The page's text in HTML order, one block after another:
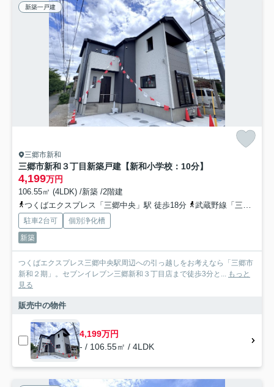
新築一戸建
三郷市新和
三郷市新和３丁目新築戸建【新和小学校：10分】
4,199万円
106.55㎡ (4LDK) /新築 /2階建
つくばエクスプレス「三郷中央」駅 徒歩18分
武蔵野線「三郷」駅 徒歩50分
駐車2台可
個別浄化槽
新築
つくばエクスプレス三郷中央駅周辺への引っ越しをお考えなら「三郷市
新和２期」。セブンイレブン三郷新和３丁目店まで徒歩3分と... もっと
見る
販売中の物件
4,199万円
- / 106.55㎡ / 4LDK